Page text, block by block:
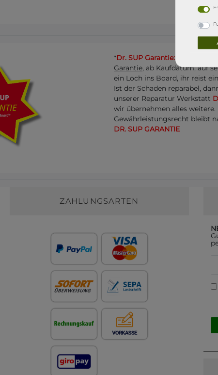
*Dr. SUP Garantie:
Garantie, ab Kaufdatum, auf
ein Loch ins Board, ihr reist
Ist der Schaden reparabel,
unserer Reparatur Werkstatt
wir übernehmen alles
Gewährleistungsrecht bleibt
DR. SUP GARANTIE
ZAHLUNGSARTEN